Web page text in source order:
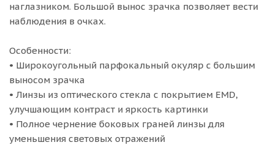
наглазником. Большой вынос зрачка позволяет вести
наблюдения в очках.
Особенности:
• Широкоугольный парфокальный окуляр с большим
выносом зрачка
• Линзы из оптического стекла с покрытием EMD,
улучшающим контраст и яркость картинки
• Полное чернение боковых граней линзы для
уменьшения световых отражений